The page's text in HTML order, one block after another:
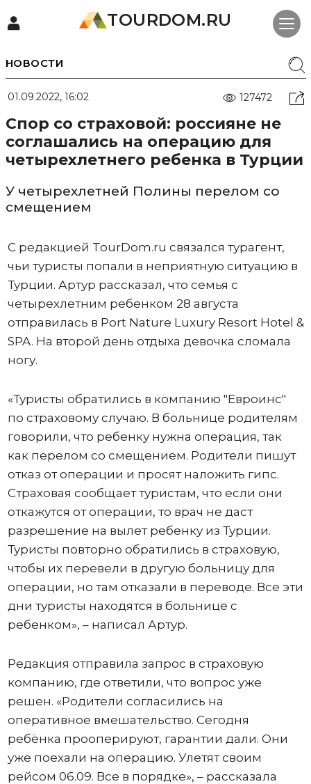
TOURDOM.RU
НОВОСТИ
01.09.2022, 16:02 127472
Спор со страховой: россияне не
соглашались на операцию для
четырехлетнего ребенка в Турции
У четырехлетней Полины перелом со
смещением
С редакцией TourDom.ru связался турагент,
чьи туристы попали в неприятную ситуацию в
Турции. Артур рассказал, что семья с
четырехлетним ребенком 28 августа
отправилась в Port Nature Luxury Resort Hotel &
SPA. На второй день отдыха девочка сломала
ногу.
«Туристы обратились в компанию "Евроинс"
по страховому случаю. В больнице родителям
говорили, что ребенку нужна операция, так
как перелом со смещением. Родители пишут
отказ от операции и просят наложить гипс.
Страховая сообщает туристам, что если они
откажутся от операции, то врач не даст
разрешение на вылет ребенку из Турции.
Туристы повторно обратились в страховую,
чтобы их перевели в другую больницу для
операции, но там отказали в переводе. Все эти
дни туристы находятся в больнице с
ребенком», – написал Артур.
Редакция отправила запрос в страховую
компанию, где ответили, что вопрос уже
решен. «Родители согласились на
оперативное вмешательство. Сегодня
ребёнка прооперируют, гарантии дали. Они
уже поехали на операцию. Улетят своим
рейсом 06.09. Все в порядке», – рассказала